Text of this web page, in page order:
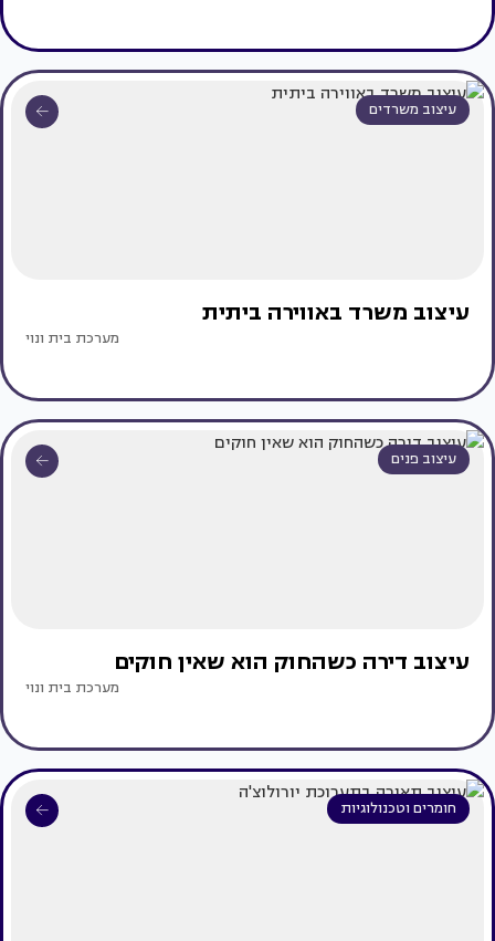
עיצוב משרדים
עיצוב משרד באווירה ביתית
מערכת בית ונוי
עיצוב פנים
עיצוב דירה כשהחוק הוא שאין חוקים
מערכת בית ונוי
חומרים וטכנולוגיות